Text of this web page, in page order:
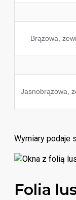
Brązowa,
Jasnobrązowa,
Wymiary podaje
Folia